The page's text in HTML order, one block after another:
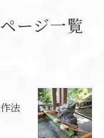
ージ一覧
法